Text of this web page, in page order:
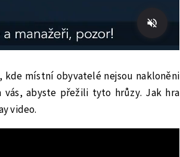
kde místní obyvatelé nejsou nakloněni
abyste přežili tyto hrůzy. Jak hra
video.